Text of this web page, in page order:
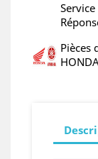
Pièces